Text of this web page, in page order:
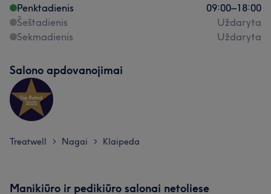
Penktadienis
09:00–18:00
Šeštadienis
Uždaryta
Sekmadienis
Uždaryta
Salono apdovanojimai
Treatwell > Nagai > Klaipeda
Manikiūro ir pedikiūro salonai netoliese